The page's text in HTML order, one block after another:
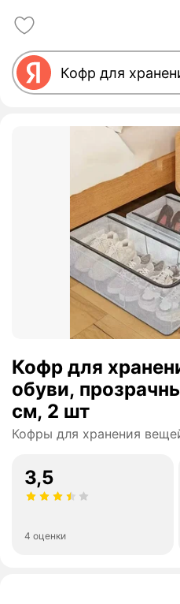
Кофр для
обуви,
см, 2 шт
Кофры для хранения
3,5
4 оценки